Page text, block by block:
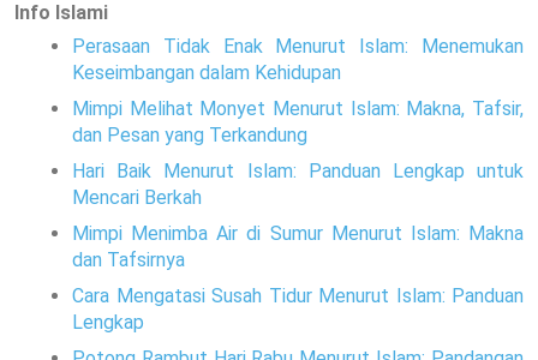
Info Islami
Perasaan Tidak Enak Menurut Islam: Menemukan
Keseimbangan dalam Kehidupan
Mimpi Melihat Monyet Menurut Islam: Makna, Tafsir,
dan Pesan yang Terkandung
Hari Baik Menurut Islam: Panduan Lengkap untuk
Mencari Berkah
Mimpi Menimba Air di Sumur Menurut Islam: Makna
dan Tafsirnya
Cara Mengatasi Susah Tidur Menurut Islam: Panduan
Lengkap